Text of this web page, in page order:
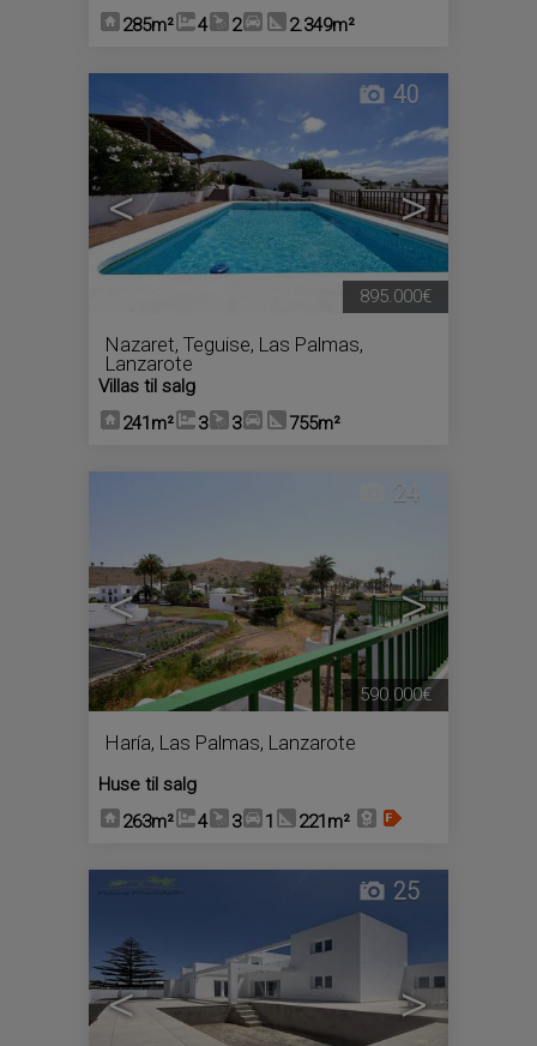
285m²
4 2 2.349m²
< >
40
Nazaret, Teguise, Las Palmas,
Lanzarote
Villas til salg
241m²
3 3 755m²
895.000€
< >
24
Haría, Las Palmas, Lanzarote
Huse til salg
263m²
4 3 1 221m²
590.000€
< >
25